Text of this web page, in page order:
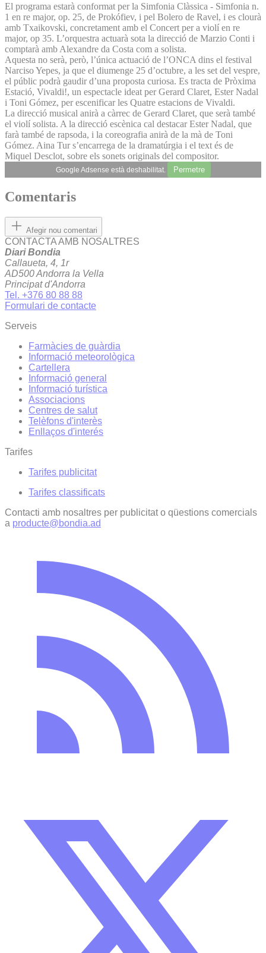
El programa estarà conformat per la Simfonia Clàssica - Simfonia n.
1 en re major, op. 25, de Prokófiev, i pel Bolero de Ravel, i es clourà
amb Txaikovski, concretament amb el Concert per a violí en re
major, op 35. L’orquestra actuarà sota la direcció de Marzio Conti i
comptarà amb Alexandre da Costa com a solista.
Aquesta no serà, però, l’única actuació de l’ONCA dins el festival
Narciso Yepes, ja que el diumenge 25 d’octubre, a les set del vespre,
el públic podrà gaudir d’una proposta curiosa. Es tracta de Pròxima
Estació, Vivaldi!, un espectacle ideat per Gerard Claret, Ester Nadal
i Toni Gómez, per escenificar les Quatre estacions de Vivaldi.
La direcció musical anirà a càrrec de Gerard Claret, que serà també
el violí solista. A la direcció escènica cal destacar Ester Nadal, que
farà també de rapsoda, i la coreografia anirà de la mà de Toni
Gómez. Aina Tur s’encarrega de la dramatúrgia i el text és de
Miquel Desclot, sobre els sonets originals del compositor.
Google Adsense està deshabilitat. Permetre
Comentaris
Afegir nou comentari
CONTACTA AMB NOSALTRES
Diari Bondia
Callaueta, 4, 1r
AD500 Andorra la Vella
Principat d'Andorra
Tel. +376 80 88 88
Formulari de contacte
Serveis
Farmàcies de guàrdia
Informació meteorològica
Cartellera
Informació general
Informació turística
Associacions
Centres de salut
Telèfons d'interès
Enllaços d'interés
Tarifes
Tarifes publicitat
Tarifes classificats
Contacti amb nosaltres per publicitat o qüestions comercials
a producte@bondia.ad